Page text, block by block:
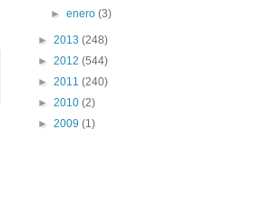
►enero(3)
► 2013 (248)
► 2012 (544)
► 2011 (240)
► 2010 (2)
► 2009 (1)